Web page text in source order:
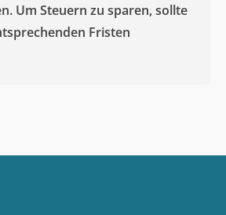
Um Steuern zu sparen, sollte
Fristen